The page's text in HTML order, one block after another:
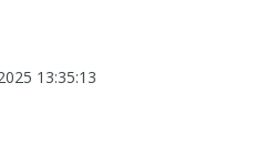
13:35:13